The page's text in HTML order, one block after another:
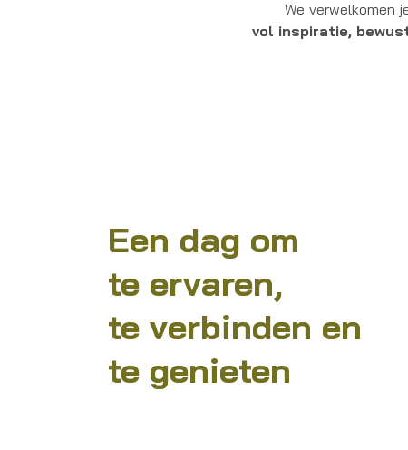
We verwelkomen
vol inspiratie,
Een dag om
te ervaren,
te verbinden en
te genieten